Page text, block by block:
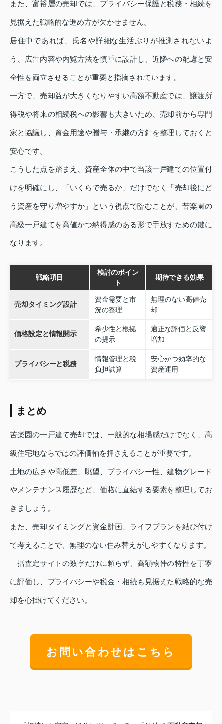
また、富裕層の売却では、プライバシー保護と税務・相続を
見据えた戦略的な進め方が欠かせません。
居住中であれば、氏名や詳細な生活ぶりが推測されないよ
う、広告内容や内覧方法を慎重に設計し、近隣への配慮と安
全性を両立させることが重要と指摘されています。
一方で、売却益が大きくなりやすい高額不動産では、譲渡所
得税や将来の相続税への影響も大きいため、売却前から専門
家と協議し、資金用途や贈与・承継の方針を整理しておくと
安心です。
こうした点を踏まえ、資産全体の中で当該一戸建ての位置付
けを明確にし、「いくらで売るか」だけでなく「売却後にど
う資産を守り増やすか」という視点で臨むことが、苦楽園の
高級一戸建てを高値かつ納得感のある形で手放すための鍵に
なります。
戦略項目
検討のポイン
ト
期待できる効果
売却タイミング設計
資金需要と市
況の整理
無理のない高値売
却
価格設定と情報開示
希少性と根拠
の提示
適正な評価と反響
増加
プライバシーと税務
情報管理と税
負担試算
安心かつ効率的な
資産運用
まとめ
苦楽園の一戸建て売却では、一般的な相場感だけでなく、高
級住宅地ならではの評価軸を押さえることが重要です。
土地の広さや高低差、眺望、プライバシー性、建物グレード
やメンテナンス履歴など、価格に直結する要素を整理してお
きましょう。
また、売却タイミングと資金計画、ライフプランを結び付け
て考えることで、無理のない住み替えがしやすくなります。
一括査定サイトの数字だけに頼らず、高額物件の特性を丁寧
に評価し、プライバシーや税金・相続も見据えた戦略的な売
却を心掛けてください。
お問い合わせはこちら